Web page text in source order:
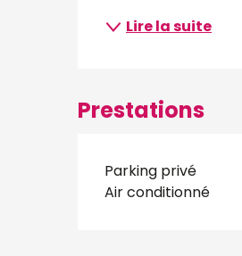
Lire la suite
Prestations
Parking privé
Air conditionné